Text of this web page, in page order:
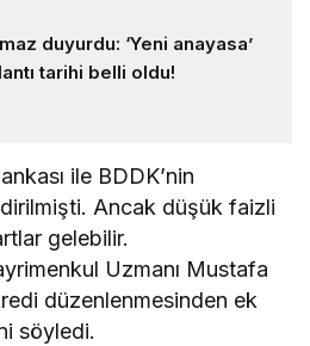
duyurdu: ‘Yeni anayasa’
tarihi belli oldu!
ile BDDK’nin
Ancak düşük faizli
gelebilir.
Uzmanı Mustafa
düzenlenmesinden ek
söyledi.